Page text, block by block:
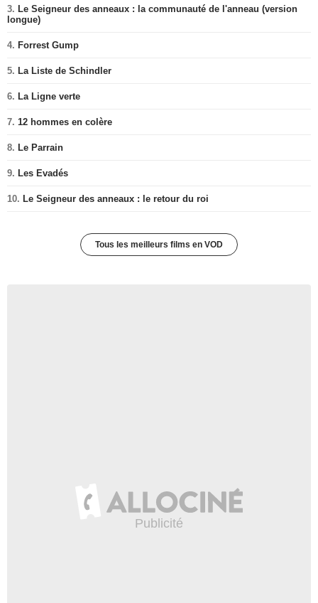
3. Le Seigneur des anneaux : la communauté de l'anneau (version
longue)
4. Forrest Gump
5. La Liste de Schindler
6. La Ligne verte
7. 12 hommes en colère
8. Le Parrain
9. Les Evadés
10. Le Seigneur des anneaux : le retour du roi
Tous les meilleurs films en VOD